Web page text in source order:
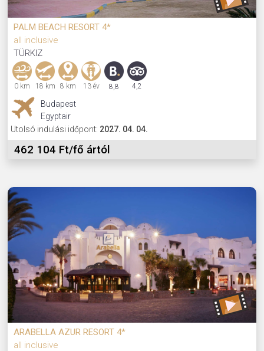
PALM BEACH RESORT 4*
all inclusive
TÜRKIZ
0 km 18 km 8 km 13 év 8,8 4,2
Budapest
Egyptair
Utolsó indulási időpont: 2027. 04. 04.
462 104 Ft/fő ártól
ARABELLA AZUR RESORT 4*
all inclusive